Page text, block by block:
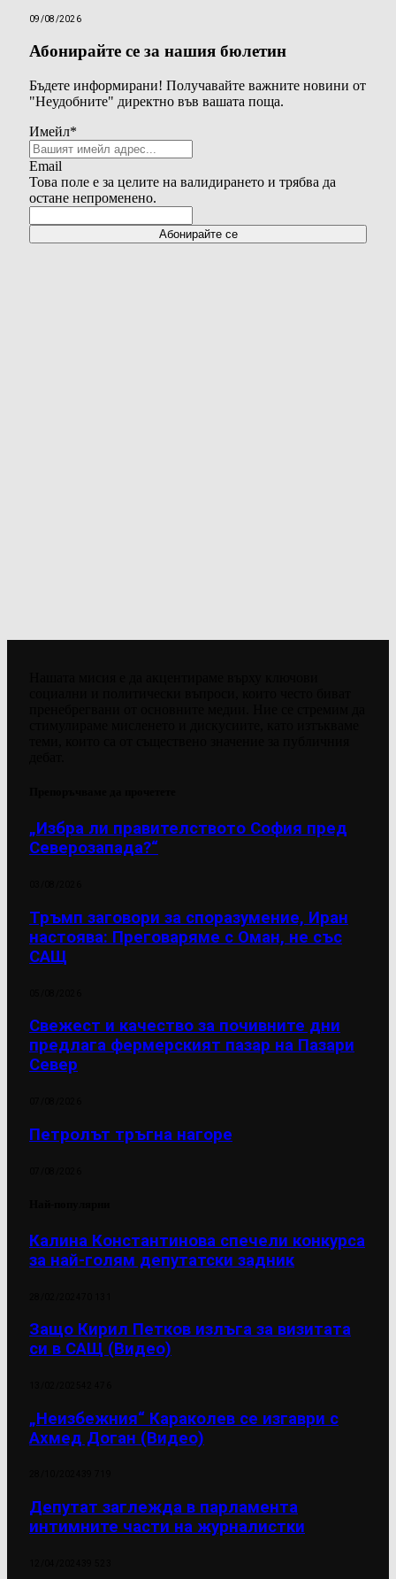
09/08/2026
Абонирайте се за нашия бюлетин
Бъдете информирани! Получавайте важните новини от
"Неудобните" директно във вашата поща.
Имейл*
Email
Това поле е за целите на валидирането и трябва да
остане непроменено.
„Избра ли правителството София пред
Северозапада?“
Тръмп заговори за споразумение, Иран
настоява: Преговаряме с Оман, не със
САЩ
Свежест и качество за почивните дни
предлага фермерският пазар на Пазари
Север
Петролът тръгна нагоре
Калина Константинова спечели конкурса
за най-голям депутатски задник
Защо Кирил Петков излъга за визитата
си в САЩ (Видео)
„Неизбежния“ Караколев се изгаври с
Ахмед Доган (Видео)
Депутат заглежда в парламента
интимните части на журналистки